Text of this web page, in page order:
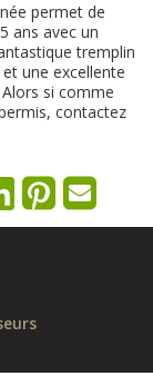
permet de
ans avec un
tremplin
une excellente
si comme
contactez